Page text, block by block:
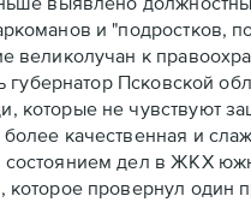
и "подростков,
великолучан к
Псковской
которые не чувствуют
качественная и
состоянием дел в ЖКХ
которое провернул один